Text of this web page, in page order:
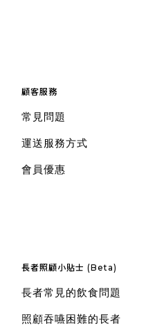
顧客服務
常見問題
運送服務方式
會員優惠
長者照顧小貼士 (Beta)
長者常見的飲食問題
照顧吞嚥困難的長者